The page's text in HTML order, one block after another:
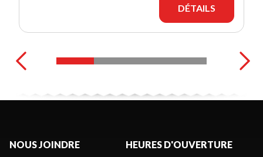
DÉTAILS
NOUS JOINDRE HEURES D'OUVERTURE